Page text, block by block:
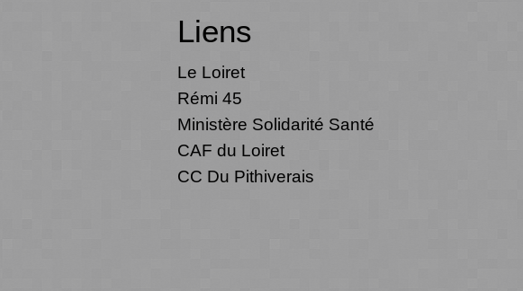
Liens
Le Loiret
Rémi 45
Ministère Solidarité Santé
CAF du Loiret
CC Du Pithiverais